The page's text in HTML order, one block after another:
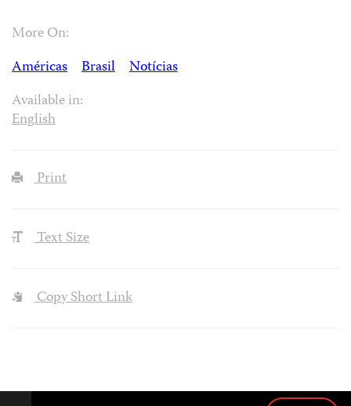
More On:
Américas
Brasil
Notícias
Available in:
English
Print
Text Size
Copy Short Link